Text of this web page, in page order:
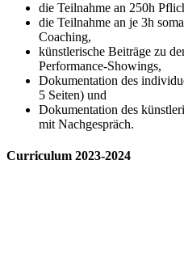
die Teilnahme an 250h
die Teilnahme an je 3h
Coaching,
künstlerische Beiträge zu
Performance-Showings,
Dokumentation des
5 Seiten) und
Dokumentation des
mit Nachgespräch.
Curriculum 2023-2024